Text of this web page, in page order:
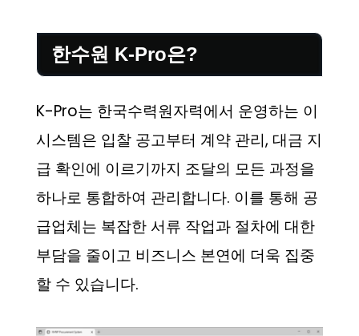
한수원 K-Pro은?
K-Pro는 한국수력원자력에서 운영하는 이
시스템은 입찰 공고부터 계약 관리, 대금 지
급 확인에 이르기까지 조달의 모든 과정을
하나로 통합하여 관리합니다. 이를 통해 공
급업체는 복잡한 서류 작업과 절차에 대한
부담을 줄이고 비즈니스 본연에 더욱 집중
할 수 있습니다.